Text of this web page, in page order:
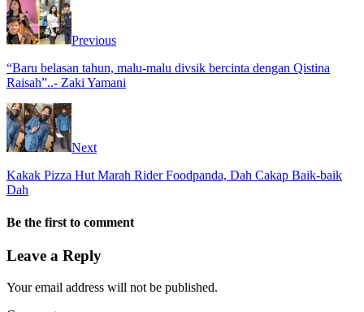
Previous
“Baru belasan tahun, malu-malu divsik bercinta dengan Qistina
Raisah”..- Zaki Yamani
Next
Kakak Pizza Hut Marah Rider Foodpanda, Dah Cakap Baik-baik
Dah
Be the first to comment
Leave a Reply
Your email address will not be published.